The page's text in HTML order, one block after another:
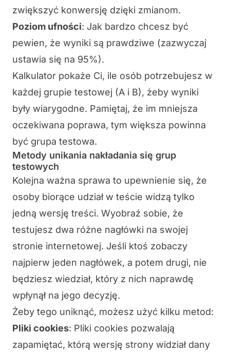
zwiększyć konwersję dzięki zmianom.
Poziom ufności: Jak bardzo chcesz być
pewien, że wyniki są prawdziwe (zazwyczaj
ustawia się na 95%).
Kalkulator pokaże Ci, ile osób potrzebujesz w
każdej grupie testowej (A i B), żeby wyniki
były wiarygodne. Pamiętaj, że im mniejsza
oczekiwana poprawa, tym większa powinna
być grupa testowa.
Metody unikania nakładania się grup
testowych
Kolejna ważna sprawa to upewnienie się, że
osoby biorące udział w teście widzą tylko
jedną wersję treści. Wyobraź sobie, że
testujesz dwa różne nagłówki na swojej
stronie internetowej. Jeśli ktoś zobaczy
najpierw jeden nagłówek, a potem drugi, nie
będziesz wiedział, który z nich naprawdę
wpłynął na jego decyzję.
Żeby tego uniknąć, możesz użyć kilku metod:
Pliki cookies: Pliki cookies pozwalają
zapamiętać, którą wersję strony widział dany